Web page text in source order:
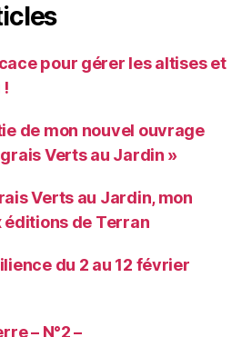
pour gérer les altises et
!
de mon nouvel ouvrage
Verts au Jardin »
Verts au Jardin, mon
éditions de Terran
du 2 au 12 février
– N°2 –